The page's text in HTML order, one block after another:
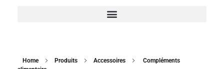
Home Produits Accessoires
Compléments